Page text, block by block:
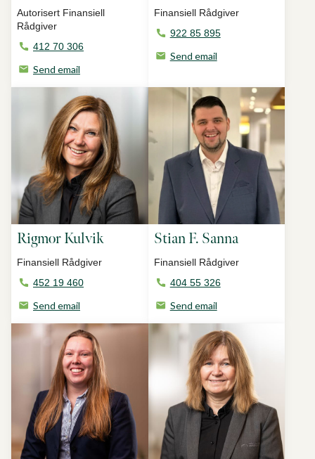
Autorisert Finansiell
Rådgiver
412 70 306
Send email
Finansiell Rådgiver
922 85 895
Send email
Rigmor Kulvik
Finansiell Rådgiver
452 19 460
Send email
Stian F. Sanna
Finansiell Rådgiver
404 55 326
Send email